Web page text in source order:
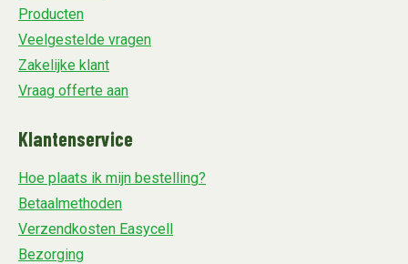
Producten
Veelgestelde vragen
Zakelijke klant
Vraag offerte aan
Klantenservice
Hoe plaats ik mijn bestelling?
Betaalmethoden
Verzendkosten Easycell
Bezorging